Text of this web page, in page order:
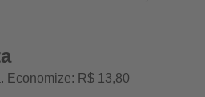
Economize: R$ 13,80